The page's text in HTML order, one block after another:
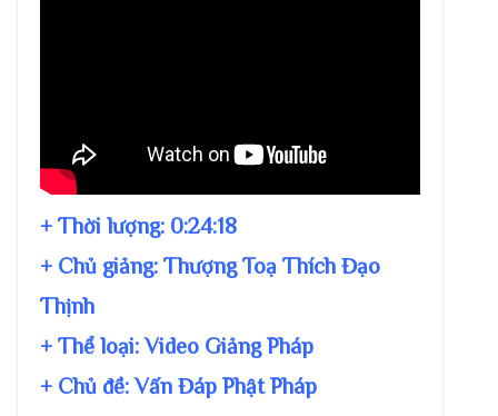
+ Thời lượng: 0:24:18
+ Chủ giảng: Thượng Toạ Thích Đạo
Thịnh
+ Thể loại: Video Giảng Pháp
+ Chủ đề:Vấn Đáp Phật Pháp